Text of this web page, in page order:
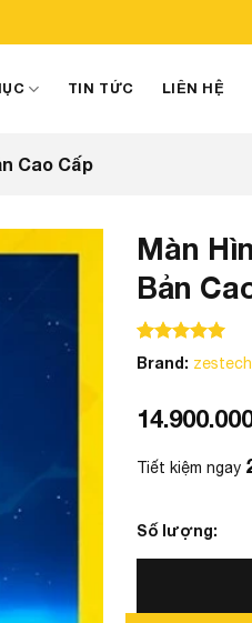
TIN TỨC LIÊN HỆ
Cao Cấp
Màn
Bản
100trên 5
100
Brand: zestech
Tiết kiệm ngay
Màn Hình